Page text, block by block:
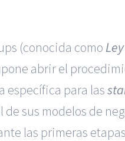
(conocida como
abrir el
específica para las
sus modelos de
las primeras